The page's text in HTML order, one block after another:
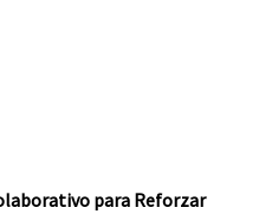
para Reforzar